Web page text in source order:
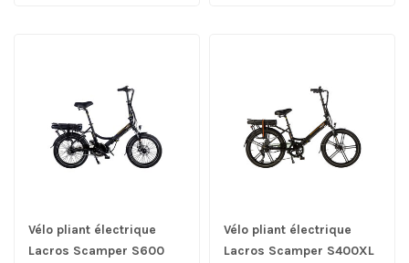
Vélo pliant électrique
Lacros Scamper S600
Vélo pliant électrique
Lacros Scamper S400XL